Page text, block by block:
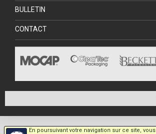
BULLETIN
CONTACT
En poursuivant votre navigation sur ce site, vous